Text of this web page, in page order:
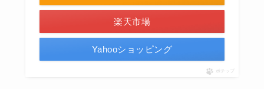
楽天市場
Yahooショッピング
ポチップ